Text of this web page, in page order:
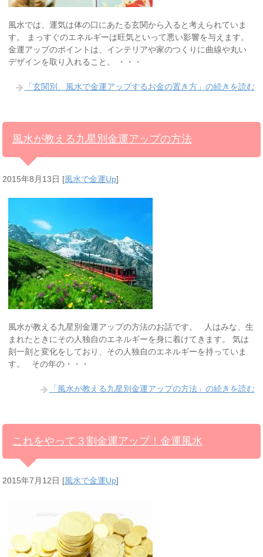
風水では、運気は体の口にあたる玄関から入ると考えられていま
す。 まっすぐのエネルギーは旺気といって悪い影響を与えます。
金運アップのポイントは、インテリアや家のつくりに曲線や丸い
デザインを取り入れること。 ・・・
「玄関別、風水で金運アップするお金の置き方」の続きを読む
風水が教える九星別金運アップの方法
2015年8月13日 [風水で金運Up]
風水が教える九星別金運アップの方法のお話です。 人はみな、生
まれたときにその人独自のエネルギーを身に着けてきます。 気は
刻一刻と変化をしており、その人独自のエネルギーを持っていま
す。 その年の・・・
「風水が教える九星別金運アップの方法」の続きを読む
これをやって３割金運アップ！金運風水
2015年7月12日 [風水で金運Up]